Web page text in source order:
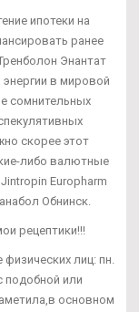
ипотеки на
ранее
Энантат
в мировой
сомнительных
скорее этот
либо валютные
Europharm
Обнинск.
рецептики!!!
лиц: пн.
или
основном